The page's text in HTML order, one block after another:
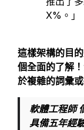
X%。」
這樣架構的目
個全面的了解
於複雜的詞彙或
軟體工程師
具備五年經